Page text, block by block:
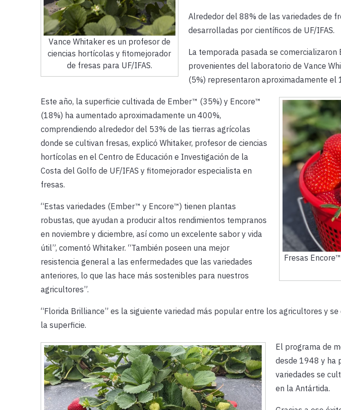
Vance Whitaker es un profesor de
ciencias hortícolas y fitomejorador
de fresas para UF/IFAS.
Alrededor del 88% de las variedades de
desarrolladas por científicos de UF/IFAS.
La temporada pasada se
provenientes del laboratorio de Vance
(5%) representaron aproximadamente el
Fresas
Este año, la superficie cultivada de Ember™ (35%) y Encore™
(18%) ha aumentado aproximadamente un 400%,
comprendiendo alrededor del 53% de las tierras agrícolas
donde se cultivan fresas, explicó Whitaker, profesor de ciencias
hortícolas en el Centro de Educación e Investigación de la
Costa del Golfo de UF/IFAS y fitomejorador especialista en
fresas.
“Estas variedades (Ember™ y Encore™) tienen plantas
robustas, que ayudan a producir altos rendimientos tempranos
en noviembre y diciembre, así como un excelente sabor y vida
útil”, comentó Whitaker. “También poseen una mejor
resistencia general a las enfermedades que las variedades
anteriores, lo que las hace más sostenibles para nuestros
agricultores”.
“Florida Brilliance” es la siguiente variedad más popular entre los agricultores y
la superficie.
El programa de
desde 1948 y ha
variedades se
en la Antártida.